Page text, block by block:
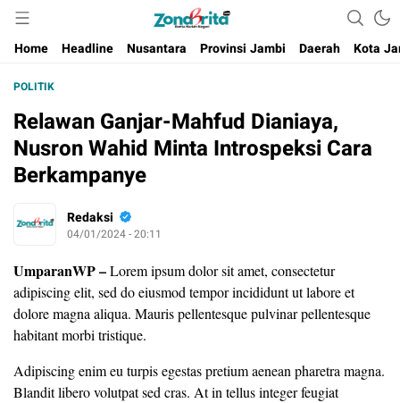
Berita Harian Negeri
Home
Headline Nusantara Provinsi Jambi Daerah Kota
POLITIK
Relawan Ganjar-Mahfud Dianiaya,
Nusron Wahid Minta Introspeksi Cara
Berkampanye
Redaksi
04/01/2024 - 20:11
UmparanWP–Lorem ipsum dolor sit amet, consectetur
adipiscing elit, sed do eiusmod tempor incididunt ut labore et
dolore magna aliqua. Mauris pellentesque pulvinar pellentesque
habitant morbi tristique.
Adipiscing enim eu turpis egestas pretium aenean pharetra magna.
Blandit libero volutpat sed cras. At in tellus integer feugiat